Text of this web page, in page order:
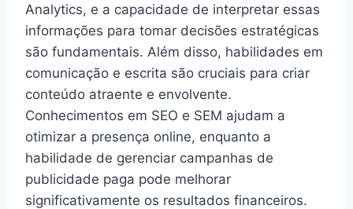
Analytics, e a capacidade de interpretar essas
informações para tomar decisões estratégicas
são fundamentais. Além disso, habilidades em
comunicação e escrita são cruciais para criar
conteúdo atraente e envolvente.
Conhecimentos em SEO e SEM ajudam a
otimizar a presença online, enquanto a
habilidade de gerenciar campanhas de
publicidade paga pode melhorar
significativamente os resultados financeiros.